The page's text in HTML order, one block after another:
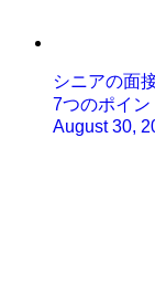
シニアの面
7つのポイン
August 30,